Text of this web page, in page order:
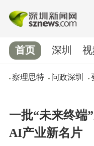
首页
察理思特 问政深圳
深圳
一批“未来终端
AI产业新名片